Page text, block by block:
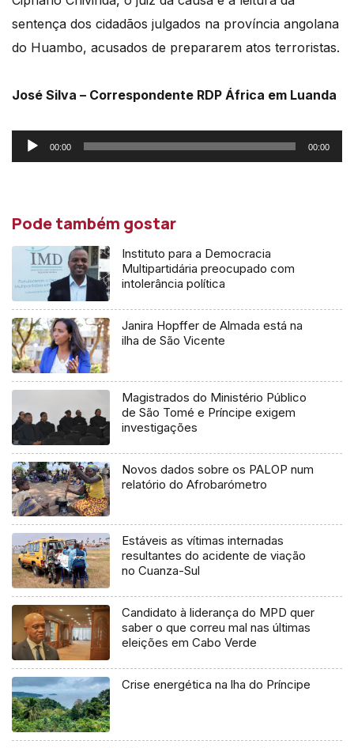
sentença dos cidadãos julgados na província angolana
do Huambo, acusados de prepararem atos terroristas.
José Silva – Correspondente RDP África em Luanda
Reprodutor
de
00:00 00:00
Pode também gostar
Instituto para a Democracia
Multipartidária preocupado com
intolerância política
Janira Hopffer de Almada está na
ilha de São Vicente
Magistrados do Ministério Público
de São Tomé e Príncipe exigem
investigações
Novos dados sobre os PALOP num
relatório do Afrobarómetro
Estáveis as vítimas internadas
resultantes do acidente de viação
no Cuanza-Sul
Candidato à liderança do MPD quer
saber o que correu mal nas últimas
eleições em Cabo Verde
Crise energética na lha do Príncipe